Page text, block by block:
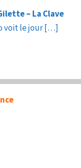
– La Clave
voit le jour[…]